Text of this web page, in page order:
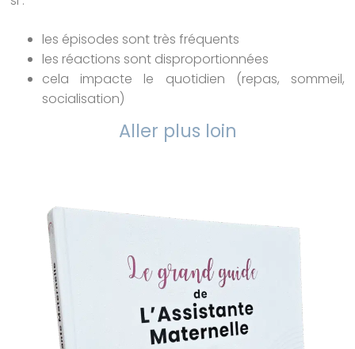
les épisodes sont très fréquents
les réactions sont disproportionnées
cela impacte le quotidien (repas, sommeil,
socialisation)
Aller plus loin